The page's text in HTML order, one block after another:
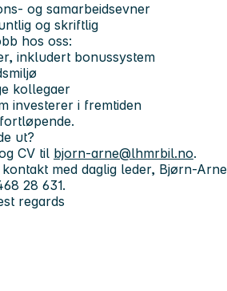
og samarbeidsevner
og skriftlig
hos oss:
inkludert bonussystem
kollegaer
investerer i fremtiden
ut?
CV til bjorn-arne@lhmrbil.no.
med daglig leder, Bjørn-Arne
28 631.
regards